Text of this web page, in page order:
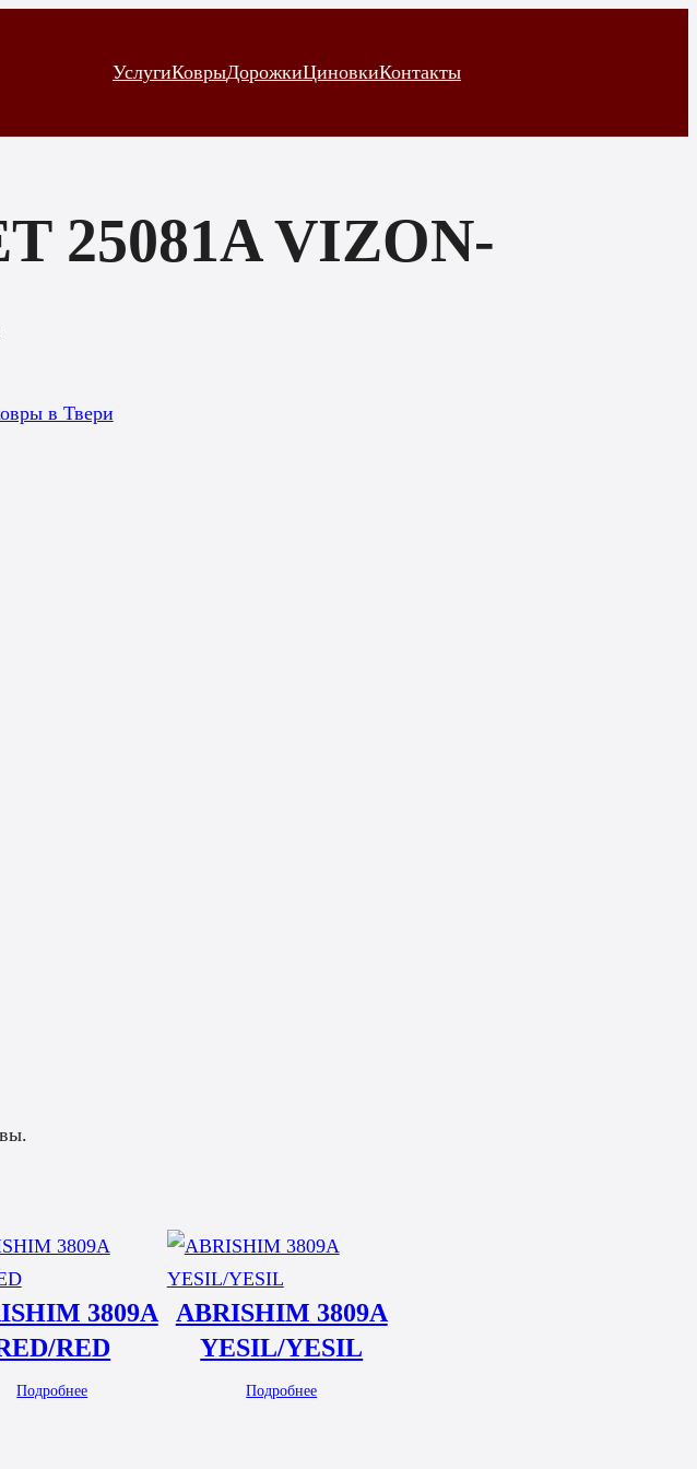
УслугиКоврыДорожкиЦиновкиКонтакты
25081A VIZON-
в Твери
3809A
RED
Подробнее
ABRISHIM 3809A
YESIL/YESIL
Подробнее